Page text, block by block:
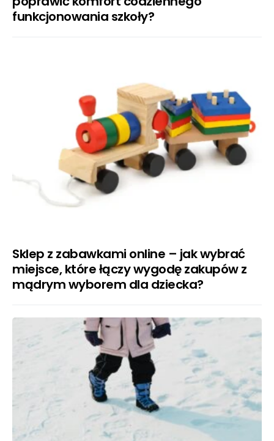
funkcjonowania szkoły?
Sklep z zabawkami online – jak wybrać
miejsce, które łączy wygodę zakupów z
mądrym wyborem dla dziecka?